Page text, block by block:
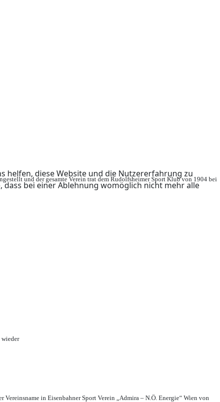
helfen, diese Website und die Nutzererfahrung zu
dass bei einer Ablehnung womöglich nicht mehr alle
und der gesamte Verein trat dem Rudolfsheimer Sport Klub von 1904 bei
wieder
Vereinsname in Eisenbahner Sport Verein „Admira – N.Ö. Energie“ Wien von